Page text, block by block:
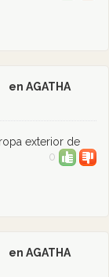
en AGATHA
exterior de
0
en AGATHA